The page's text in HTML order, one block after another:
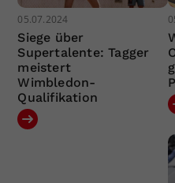
05.07.2024
Siege über
Supertalente: Tagger
meistert
Wimbledon-
Qualifikation